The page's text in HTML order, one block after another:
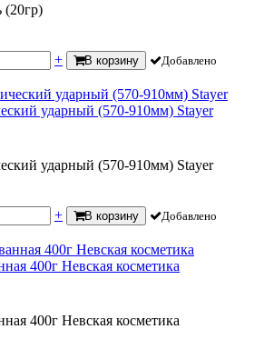
(20гр)
+ В корзину Добавлено
ударный (570-910мм) Stayer
ударный (570-910мм) Stayer
+ В корзину Добавлено
400г Невская косметика
400г Невская косметика